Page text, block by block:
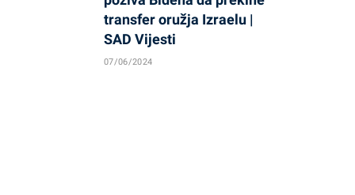
transfer oružja Izraelu |
SAD Vijesti
07/06/2024